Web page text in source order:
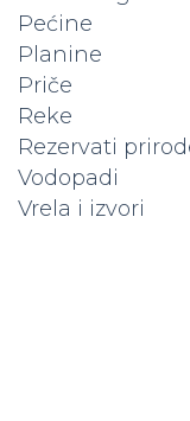
Pećine
Planine
Priče
Reke
Rezervati
Vodopadi
Vrela i izvori